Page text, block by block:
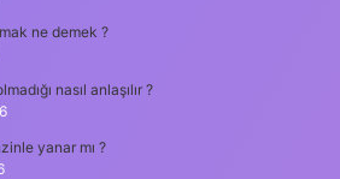
ne demek ?
nasıl anlaşılır ?
yanar mı ?